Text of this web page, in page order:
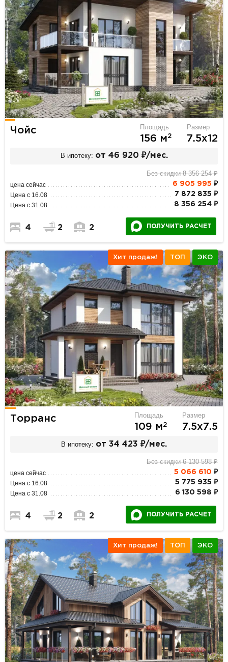
Чойс Площадь
156 м2
Размер
7.5х12
В ипотеку: от 46 920 ₽/мес.
Без скидки 8 356 254 ₽
цена сейчас 6 905 995 ₽
Цена с 16.08 7 872 835 ₽
Цена с 31.08 8 356 254 ₽
4 2 2 ПОЛУЧИТЬ РАСЧЕТ
Хит продаж! ТОП ЭКО
Торранс Площадь
109 м2
Размер
7.5х7.5
В ипотеку: от 34 423 ₽/мес.
Без скидки 6 130 598 ₽
цена сейчас 5 066 610 ₽
Цена с 16.08 5 775 935 ₽
Цена с 31.08 6 130 598 ₽
4 2 2 ПОЛУЧИТЬ РАСЧЕТ
Хит продаж! ТОП ЭКО